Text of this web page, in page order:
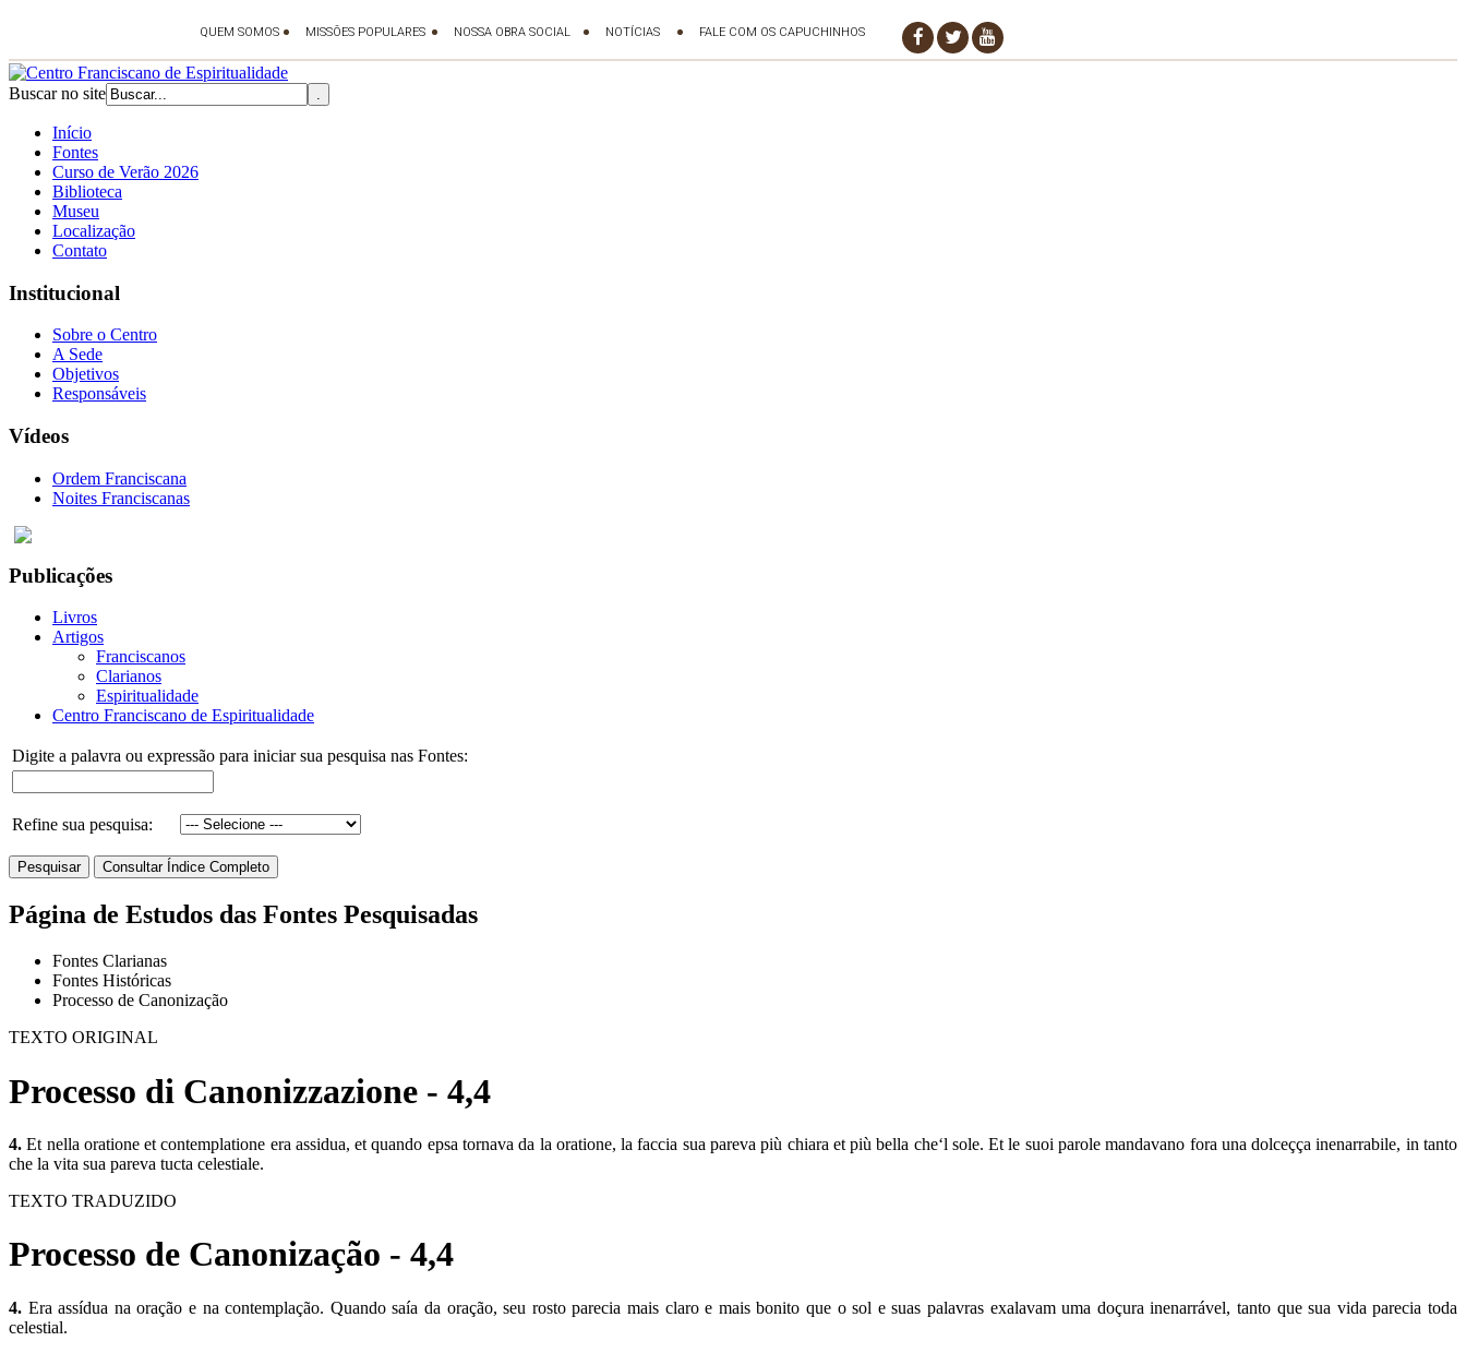
Buscar no site
Início
Fontes
Curso de Verão 2026
Biblioteca
Museu
Localização
Contato
Institucional
Sobre o Centro
A Sede
Objetivos
Responsáveis
Vídeos
Ordem Franciscana
Noites Franciscanas
Publicações
Livros
Artigos
Franciscanos
Clarianos
Espiritualidade
Centro Franciscano de Espiritualidade
Digite a palavra ou expressão para iniciar sua pesquisa nas Fontes:
Refine sua pesquisa:
Página de Estudos das Fontes Pesquisadas
Fontes Clarianas
Fontes Históricas
Processo de Canonização
TEXTO ORIGINAL
Processo di Canonizzazione - 4,4
4. Et nella oratione et contemplatione era assidua, et quando epsa tornava da la oratione, la faccia sua pareva più chiara et più bella che‘l sole. Et le suoi parole mandavano fora una dolceçça inenarrabile, in tanto
che la vita sua pareva tucta celestiale.
TEXTO TRADUZIDO
Processo de Canonização - 4,4
4. Era assídua na oração e na contemplação. Quando saía da oração, seu rosto parecia mais claro e mais bonito que o sol e suas palavras exalavam uma doçura inenarrável, tanto que sua vida parecia toda
celestial.